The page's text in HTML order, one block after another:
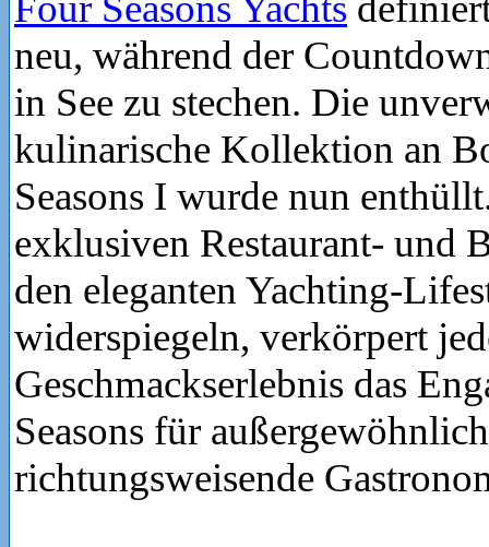
neu, während der
in See zu stechen. Die
kulinarische Kollektion an
Seasons I wurde nun
exklusiven Restaurant- und
den eleganten Yachting-
widerspiegeln, verkörpert
Geschmackserlebnis das
Seasons für
richtungsweisende